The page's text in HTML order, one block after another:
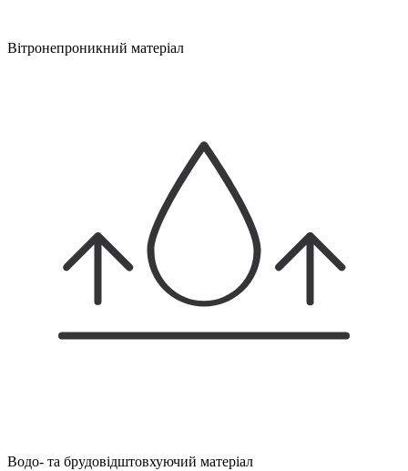
Вітронепроникний матеріал
Водо- та брудовідштовхуючий матеріал